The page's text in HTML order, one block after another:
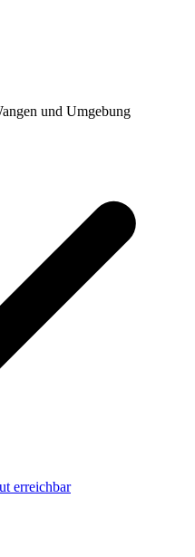
und Umgebung
erreichbar